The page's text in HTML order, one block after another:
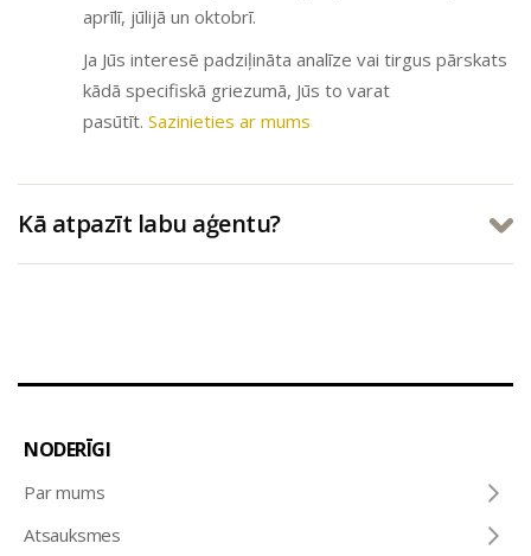
aprīlī, jūlijā un oktobrī.
Ja Jūs interesē padziļināta analīze vai tirgus pārskats
kādā specifiskā griezumā, Jūs to varat
pasūtīt. Sazinieties ar mums
Kā atpazīt labu aģentu?
NODERĪGI
Par mums
Atsauksmes